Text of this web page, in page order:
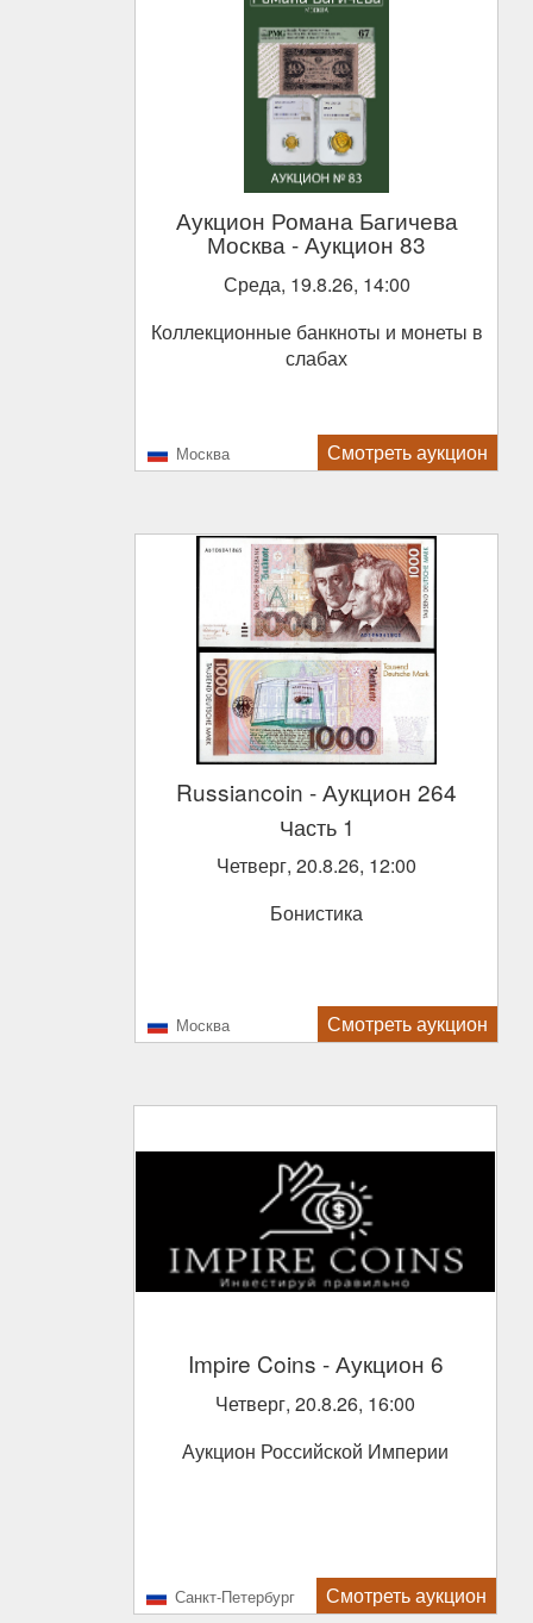
Аукцион Романа Багичева
Москва - Аукцион 83
Среда, 19.8.26, 14:00
Коллекционные банкноты и монеты в
слабах
Москва Смотреть аукцион
Russiancoin - Аукцион 264
Часть 1
Четверг, 20.8.26, 12:00
Бонистика
Москва Смотреть аукцион
Impire Coins - Аукцион 6
Четверг, 20.8.26, 16:00
Аукцион Российской Империи
Санкт-Петербург Смотреть аукцион